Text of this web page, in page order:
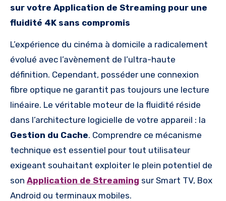
sur votre Application de Streaming pour une
fluidité 4K sans compromis
L’expérience du cinéma à domicile a radicalement
évolué avec l’avènement de l’ultra-haute
définition. Cependant, posséder une connexion
fibre optique ne garantit pas toujours une lecture
linéaire. Le véritable moteur de la fluidité réside
dans l’architecture logicielle de votre appareil : la
Gestion du Cache. Comprendre ce mécanisme
technique est essentiel pour tout utilisateur
exigeant souhaitant exploiter le plein potentiel de
son Application de Streaming sur Smart TV, Box
Android ou terminaux mobiles.